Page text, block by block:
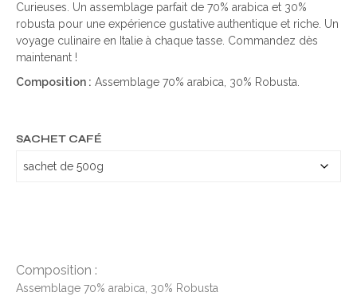
Curieuses. Un assemblage parfait de 70% arabica et 30%
robusta pour une expérience gustative authentique et riche. Un
voyage culinaire en Italie à chaque tasse. Commandez dès
maintenant !
Composition : Assemblage 70% arabica, 30% Robusta.
SACHET CAFÉ
Composition :
Assemblage 70% arabica, 30% Robusta